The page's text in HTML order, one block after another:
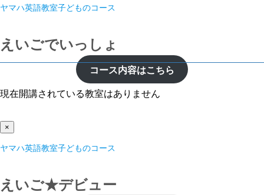
ヤマハ英語教室子どものコース
えいごでいっしょ
コース内容はこちら
現在開講されている教室はありません
×
ヤマハ英語教室子どものコース
えいご★デビュー